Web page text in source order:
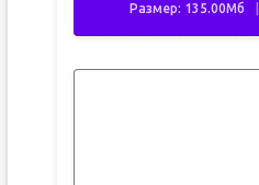
Размер: 135.00Мб